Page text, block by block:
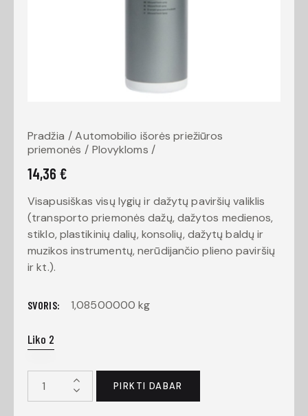
Pradžia
Automobilio išorės priežiūros
priemonės
Plovykloms
14,36 €
Visapusiškas visų lygių ir dažytų paviršių valiklis
(transporto priemonės dažų, dažytos medienos,
stiklo, plastikinių dalių, konsolių, dažytų baldų ir
muzikos instrumentų, nerūdijančio plieno paviršių
ir kt.).
SVORIS 1,08500000 kg
Liko 2
PIRKTI DABAR